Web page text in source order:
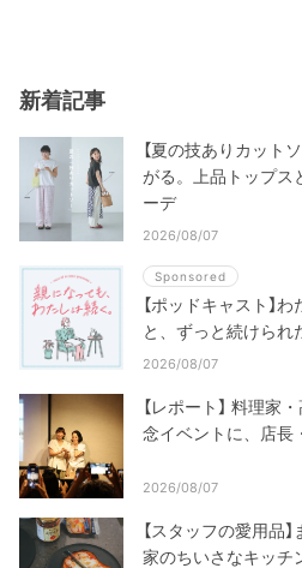
新着記事
【夏の技ありカット
がる。上品トップス
ーデ
2026/08/07
Sponsored
【ポッドキャスト】
と、ずっと続けられ
2026/08/07
【レポート】 料理家
念イベントに、店長
2026/08/07
【スタッフの愛用品
家のちいさなキッチ